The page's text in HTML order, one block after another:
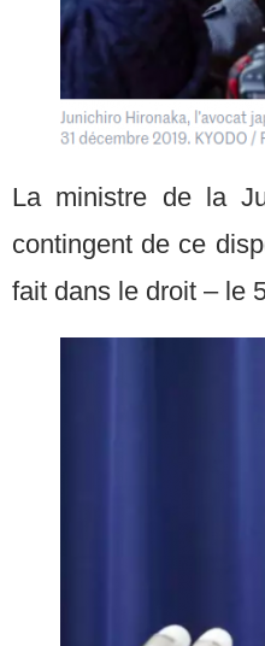
La ministre de la
contingent de ce
fait dans le droit – le